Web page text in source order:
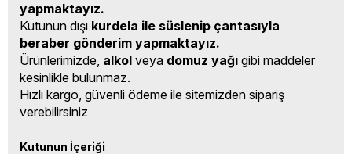
yapmaktayız.
Kutunun dışı kurdela ile süslenip çantasıyla
beraber gönderim yapmaktayız.
Ürünlerimizde, alkol veya domuz yağı gibi maddeler
kesinlikle bulunmaz.
Hızlı kargo, güvenli ödeme ile sitemizden sipariş
verebilirsiniz
Kutunun İçeriği